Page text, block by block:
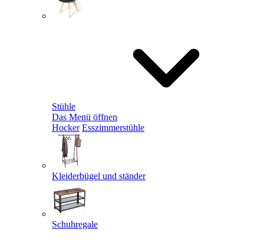
Stühle
Das Menü öffnen
Hocker Esszimmerstühle
Kleiderbügel und ständer
Schuhregale